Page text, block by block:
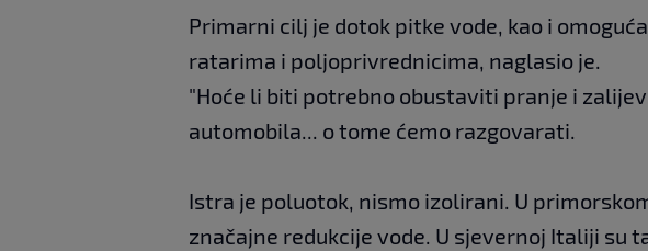
Primarni cilj je dotok pitke vode, kao i
ratarima i poljoprivrednicima, naglasio je.
"Hoće li biti potrebno obustaviti pranje i
automobila... o tome ćemo razgovarati.
Istra je poluotok, nismo izolirani. U
značajne redukcije vode. U sjevernoj Italiji su